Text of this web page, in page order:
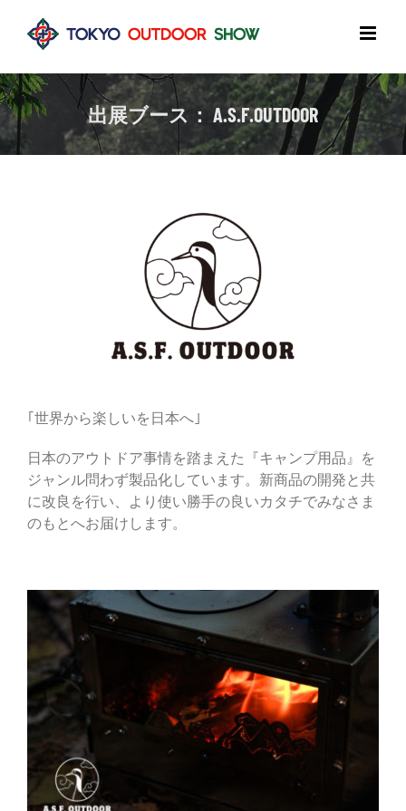
content
出展ブース： A.S.F.OUTDOOR
｢世界から楽しいを日本へ｣
日本のアウトドア事情を踏まえた『キャンプ用品』を
ジャンル問わず製品化しています。新商品の開発と共
に改良を行い、より使い勝手の良いカタチでみなさま
のもとへお届けします。